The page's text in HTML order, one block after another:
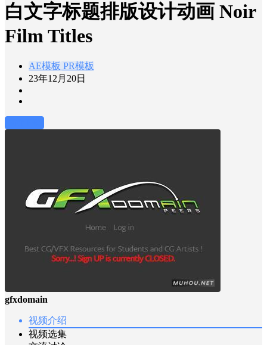
白文字标题排版设计动画 Noir
Film Titles
AE模板 PR模板
23年12月20日
gfxdomain
视频介绍
视频选集